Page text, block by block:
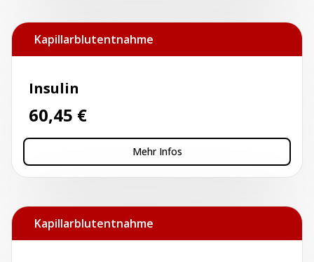
Kapillarblutentnahme
Insulin
60,45 €
Mehr Infos
Kapillarblutentnahme